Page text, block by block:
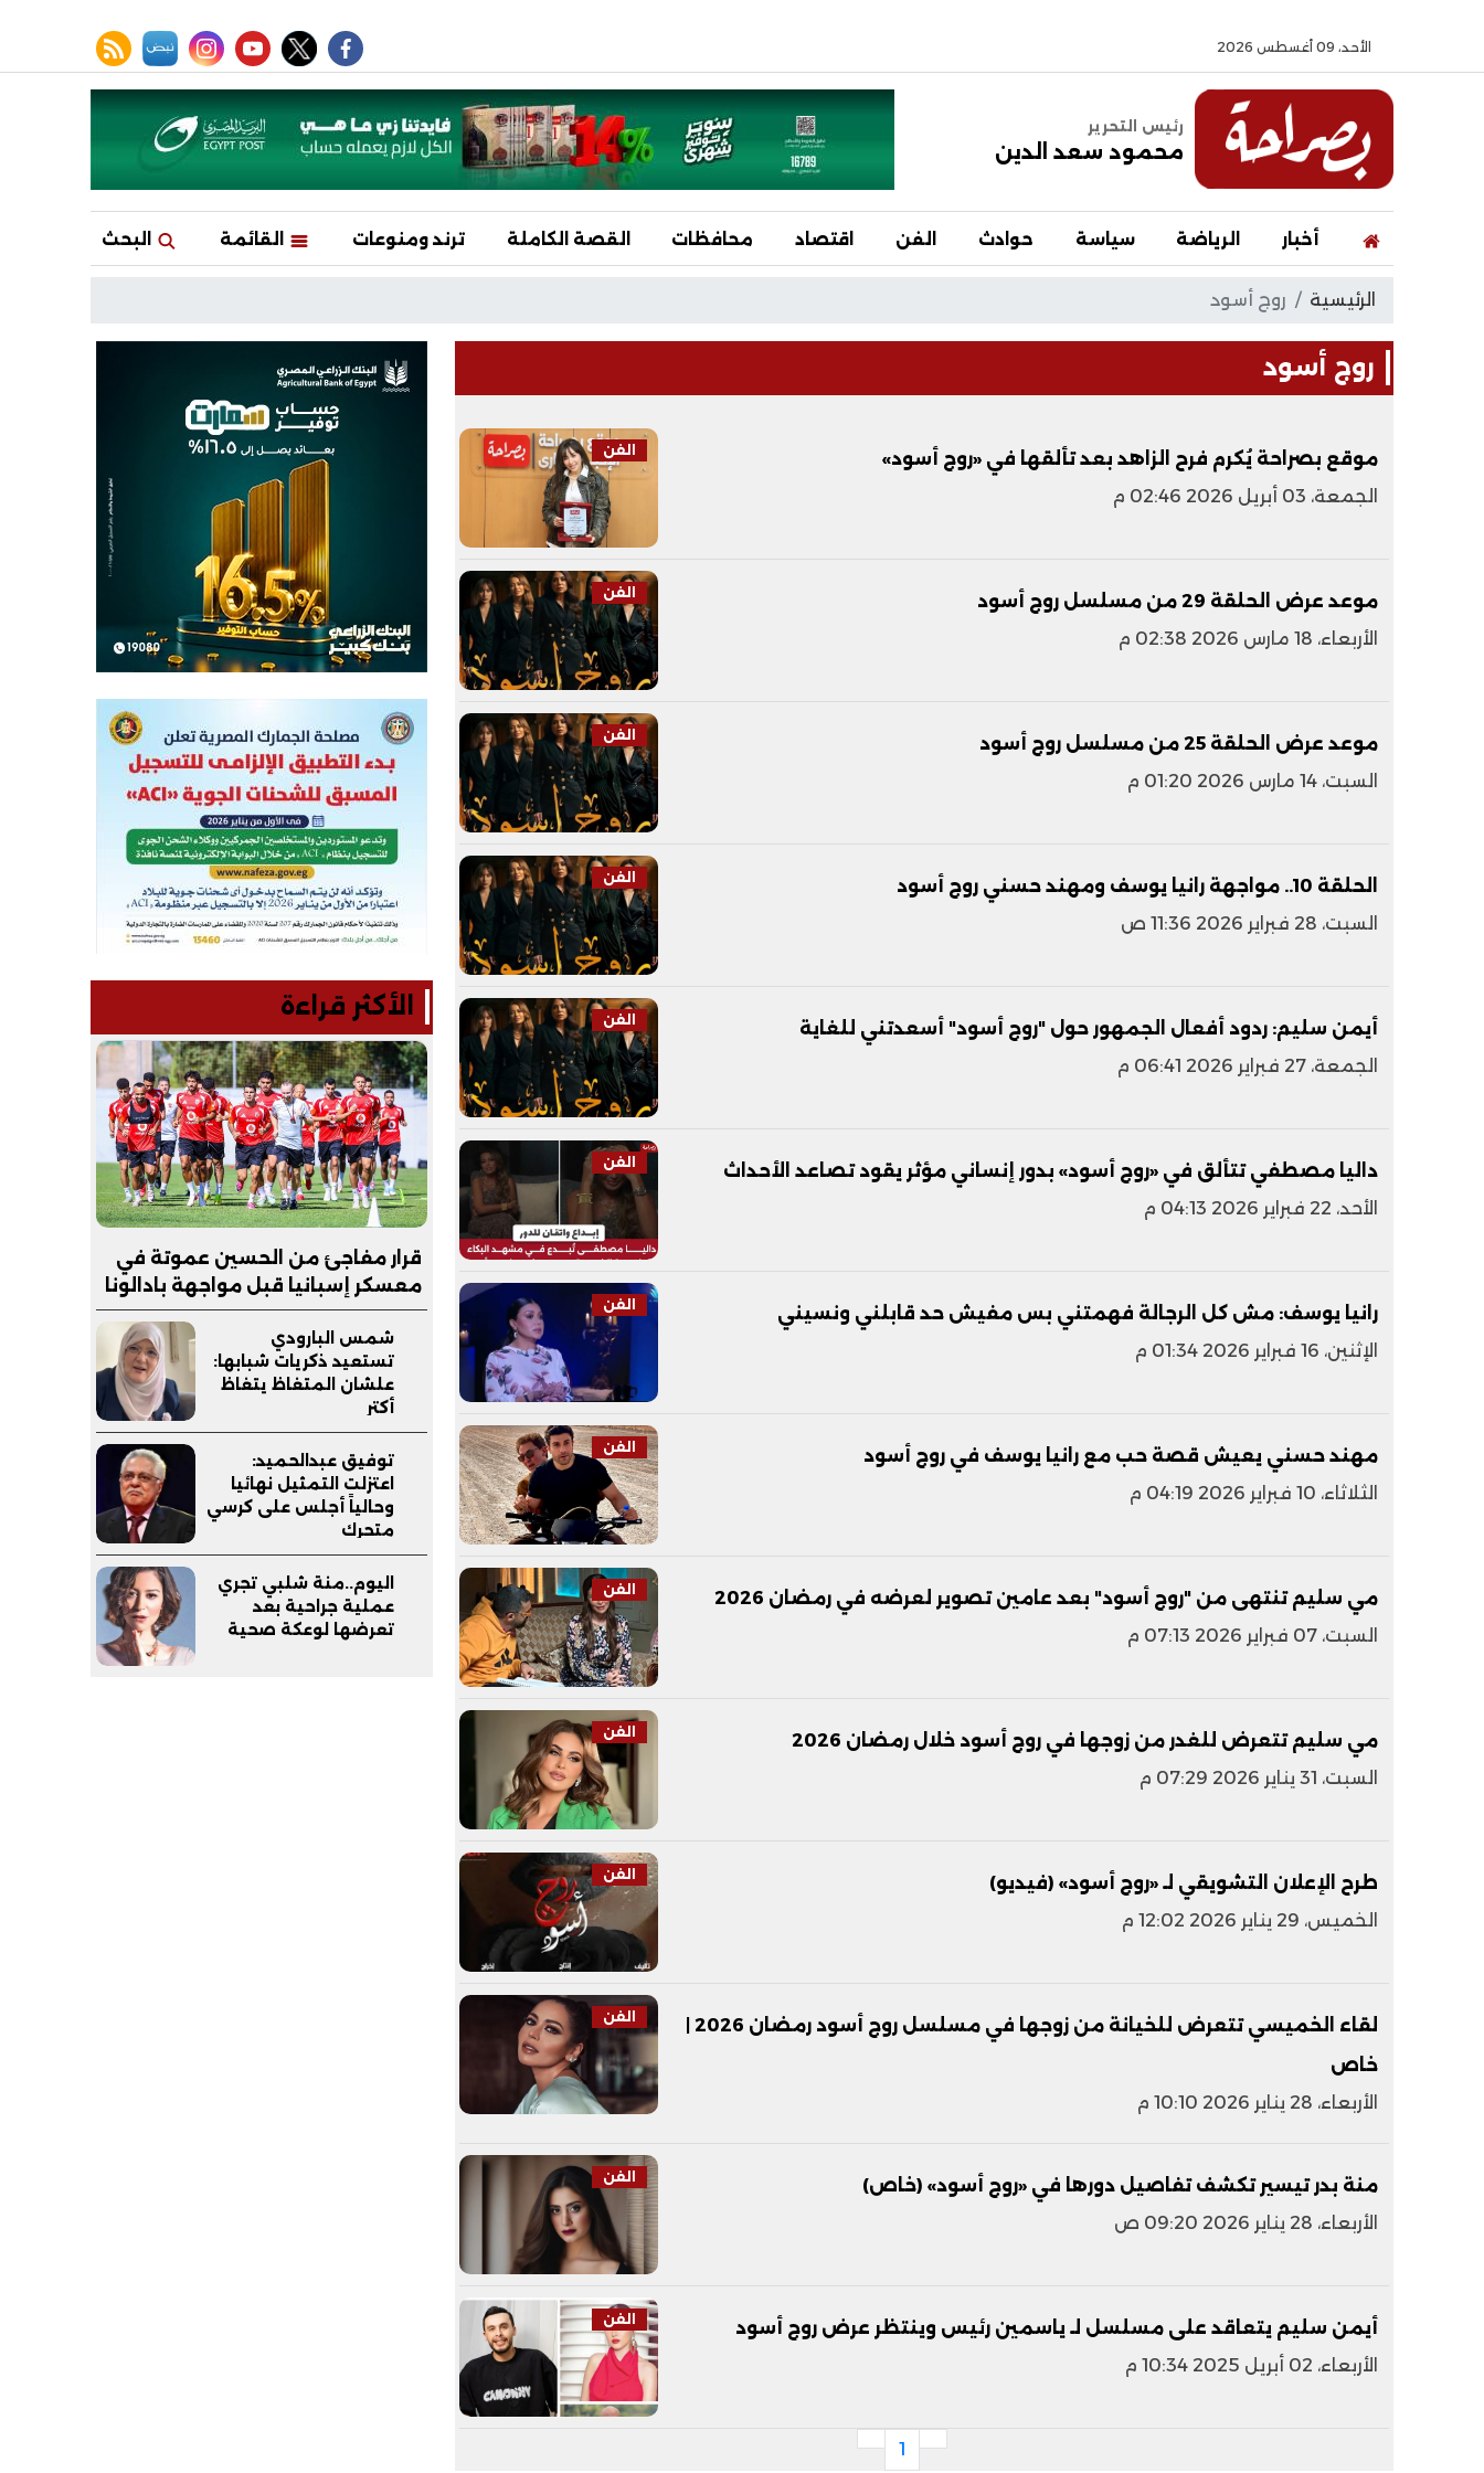
الأحد، 09 أغسطس 2026
facebook
twitter
youtube
instagram
نبض rss feed
رئيس التحرير
محمود سعد الدين
أخبار الرياضة سياسة حوادث الفن اقتصاد محافظات القصة الكاملة ترند ومنوعات القائمة البحث
الرئيسية روج أسود
روج أسود
الفن
موقع بصراحة يُكرم فرح الزاهد بعد تألقها في «روج أسود»
الجمعة، 03 أبريل 2026 02:46 م
الفن
موعد عرض الحلقة 29 من مسلسل روج أسود
الأربعاء، 18 مارس 2026 02:38 م
الفن
موعد عرض الحلقة 25 من مسلسل روج أسود
السبت، 14 مارس 2026 01:20 م
الفن
الحلقة 10.. مواجهة رانيا يوسف ومهند حسني روج أسود
السبت، 28 فبراير 2026 11:36 ص
الفن
أيمن سليم: ردود أفعال الجمهور حول "روج أسود" أسعدتني للغاية
الجمعة، 27 فبراير 2026 06:41 م
الفن
داليا مصطفي تتألق في «روج أسود» بدور إنساني مؤثر يقود تصاعد الأحداث
الأحد، 22 فبراير 2026 04:13 م
الفن
رانيا يوسف: مش كل الرجالة فهمتني بس مفيش حد قابلني ونسيني
الإثنين، 16 فبراير 2026 01:34 م
الفن
مهند حسني يعيش قصة حب مع رانيا يوسف في روج أسود
الثلاثاء، 10 فبراير 2026 04:19 م
الفن
مي سليم تنتهى من "روج أسود" بعد عامين تصوير لعرضه في رمضان 2026
السبت، 07 فبراير 2026 07:13 م
الفن
مي سليم تتعرض للغدر من زوجها في روج أسود خلال رمضان 2026
السبت، 31 يناير 2026 07:29 م
الفن
طرح الإعلان التشويقي لـ «روج أسود» (فيديو)
الخميس، 29 يناير 2026 12:02 م
الفن
خاص
الأربعاء، 28 يناير 2026 10:10 م
الفن
منة بدر تيسير تكشف تفاصيل دورها في «روج أسود» (خاص)
الأربعاء، 28 يناير 2026 09:20 ص
الفن
أيمن سليم يتعاقد على مسلسل لـ ياسمين رئيس وينتظر عرض روج أسود
الأربعاء، 02 أبريل 2025 10:34 م
1
الأكثر قراءة
قرار مفاجئ من الحسين عموتة في
معسكر إسبانيا قبل مواجهة بادالونا
شمس البارودي
تستعيد ذكريات شبابها:
علشان المتغاظ يتغاظ
أكتر
توفيق عبدالحميد:
اعتزلت التمثيل نهائيا
وحالياً أجلس على كرسي
متحرك
اليوم..منة شلبي تجري
عملية جراحية بعد
تعرضها لوعكة صحية